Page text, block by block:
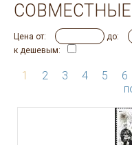
Цена от: до:
к дешевым:
1 2 3 4 5 6